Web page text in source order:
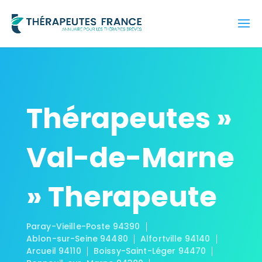
Thérapeutes »
Val-de-Marne
» Therapeute
Paray-Vieille-Poste 94390
Ablon-sur-Seine 94480
Alfortville 94140
Arcueil 94110
Boissy-Saint-Léger 94470